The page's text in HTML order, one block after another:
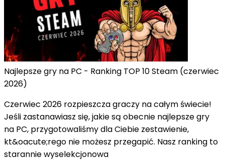
Najlepsze gry na PC - Ranking TOP 10 Steam (czerwiec
2026)
Czerwiec 2026 rozpieszcza graczy na całym świecie!
Jeśli zastanawiasz się, jakie są obecnie najlepsze gry
na PC, przygotowaliśmy dla Ciebie zestawienie,
kt&oacute;rego nie możesz przegapić. Nasz ranking to
starannie wyselekcjonowa